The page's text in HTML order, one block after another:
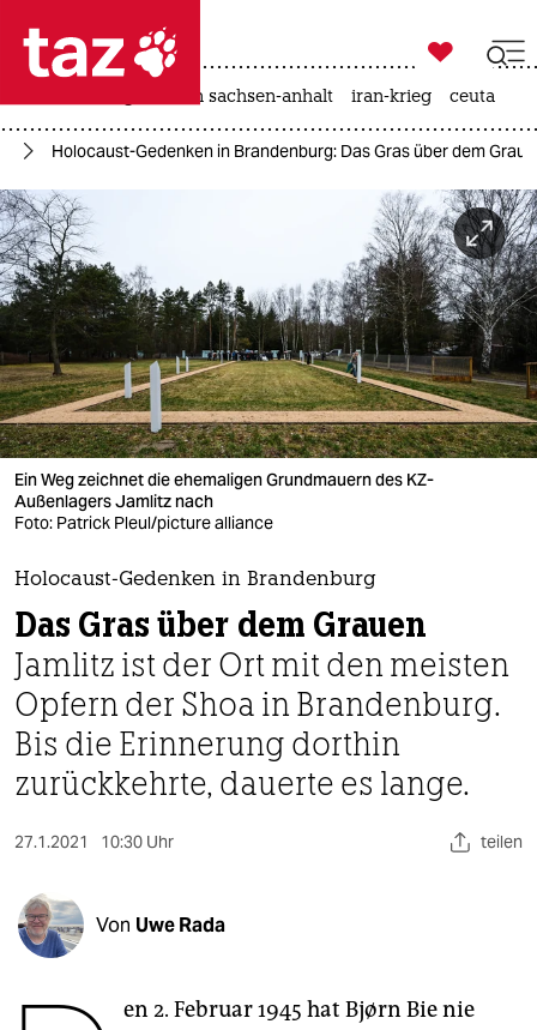
 taz zahl ich
taz zahl ich
themen
politik
öko
gesellschaft
kultur
sport
nord
wahrheit
verlag
verlag
veranstaltungen
shop
fragen & hilfe
unterstützen

taz zahl ich
landtagswahl in sachsen-anhalt iran-krieg ceuta
Holocaust-Gedenken in Brandenburg: Das Gras über dem
Ein Weg zeichnet die ehemaligen Grundmauern des KZ-
Außenlagers Jamlitz nach
Foto: Patrick Pleul/picture alliance
Holocaust-Gedenken in Brandenburg
Das Gras über dem Grauen
Jamlitz ist der Ort mit den meisten
Opfern der Shoa in Brandenburg.
Bis die Erinnerung dorthin
zurückkehrte, dauerte es lange.
27.1.2021 10:30 Uhr teilen
Von Uwe Rada
en 2. Februar 1945 hat Bjørn Bie nie